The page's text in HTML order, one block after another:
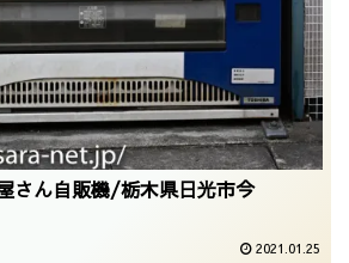
さん自販機/栃木県日光市今
2021.01.25